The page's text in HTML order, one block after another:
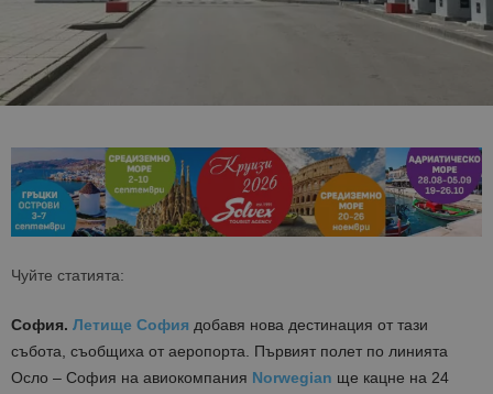
Чуйте статията:
София. Летище София добавя нова дестинация от тази
събота, съобщиха от аеропорта. Първият полет по линията
Осло – София на авиокомпания Norwegian ще кацне на 24